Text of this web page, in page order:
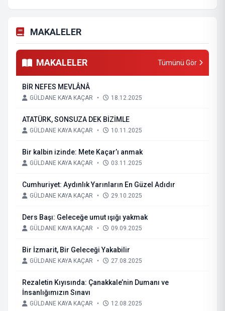
MAKALELER
MAKALELER Tümünü Gör
BİR NEFES MEVLÂNÂ
GÜLDANE KAYA KAÇAR • 18.12.2025
ATATÜRK, SONSUZA DEK BİZİMLE
GÜLDANE KAYA KAÇAR • 10.11.2025
Bir kalbin izinde: Mete Kaçar’ı anmak
GÜLDANE KAYA KAÇAR • 03.11.2025
Cumhuriyet: Aydınlık Yarınların En Güzel Adıdır
GÜLDANE KAYA KAÇAR • 29.10.2025
Ders Başı: Geleceğe umut ışığı yakmak
GÜLDANE KAYA KAÇAR • 09.09.2025
Bir İzmarit, Bir Geleceği Yakabilir
GÜLDANE KAYA KAÇAR • 27.08.2025
Rezaletin Kıyısında: Çanakkale’nin Dumanı ve
İnsanlığımızın Sınavı
GÜLDANE KAYA KAÇAR • 12.08.2025